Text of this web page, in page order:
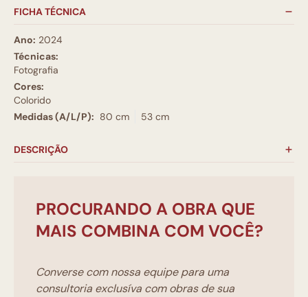
FICHA TÉCNICA
Ano: 2024
Técnicas:
Fotografia
Cores:
Colorido
Medidas (A/L/P): 80 cm 53 cm
DESCRIÇÃO
PROCURANDO A OBRA QUE
MAIS COMBINA COM VOCÊ?
Converse com nossa equipe para uma
consultoria exclusíva com obras de sua